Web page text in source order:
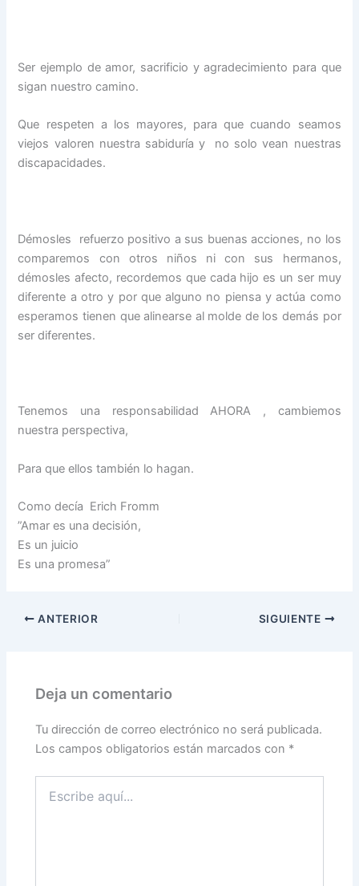
Ser ejemplo de amor, sacrificio y agradecimiento para que
sigan nuestro camino.
Que respeten a los mayores, para que cuando seamos
viejos valoren nuestra sabiduría y no solo vean nuestras
discapacidades.
Démosles refuerzo positivo a sus buenas acciones, no los
comparemos con otros niños ni con sus hermanos,
démosles afecto, recordemos que cada hijo es un ser muy
diferente a otro y por que alguno no piensa y actúa como
esperamos tienen que alinearse al molde de los demás por
ser diferentes.
Tenemos una responsabilidad AHORA , cambiemos
nuestra perspectiva,
Para que ellos también lo hagan.
Como decía Erich Fromm
”Amar es una decisión,
Es un juicio
Es una promesa”
ANTERIOR SIGUIENTE
Deja un comentario
Tu dirección de correo electrónico no será publicada.
Los campos obligatorios están marcados con *
aquí...